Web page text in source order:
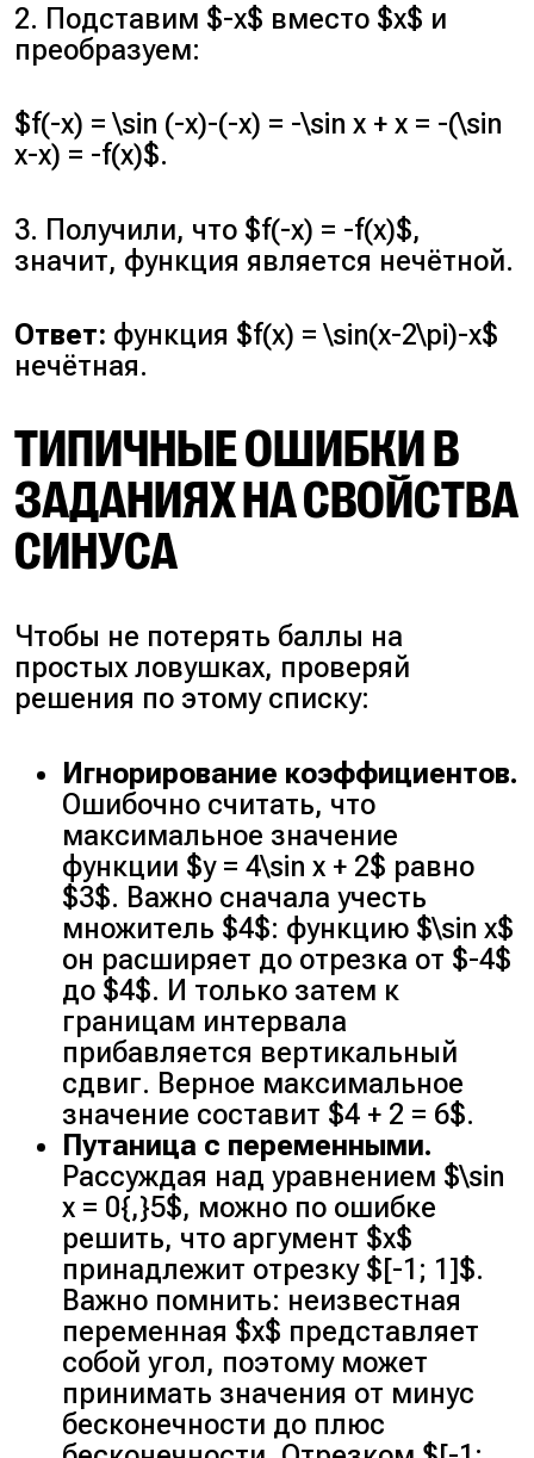
2. Подставим $-x$ вместо $x$ и
преобразуем:
$f(-x) = \sin (-x)-(-x) = -\sin x + x = -(\sin
x-x) = -f(x)$.
3. Получили, что $f(-x) = -f(x)$,
значит, функция является нечётной.
Ответ: функция $f(x) = \sin(x-2\pi)-x$
нечётная.
ТИПИЧНЫЕ ОШИБКИ В
ЗАДАНИЯХ НА СВОЙСТВА
СИНУСА
Чтобы не потерять баллы на
простых ловушках, проверяй
решения по этому списку:
Игнорирование коэффициентов.
Ошибочно считать, что
максимальное значение
функции $y = 4\sin x + 2$ равно
$3$. Важно сначала учесть
множитель $4$: функцию $\sin x$
он расширяет до отрезка от $-4$
до $4$. И только затем к
границам интервала
прибавляется вертикальный
сдвиг. Верное максимальное
значение составит $4 + 2 = 6$.
Путаница с переменными.
Рассуждая над уравнением $\sin
x = 0{,}5$, можно по ошибке
решить, что аргумент $x$
принадлежит отрезку $[-1; 1]$.
Важно помнить: неизвестная
переменная $x$ представляет
собой угол, поэтому может
принимать значения от минус
бесконечности до плюс